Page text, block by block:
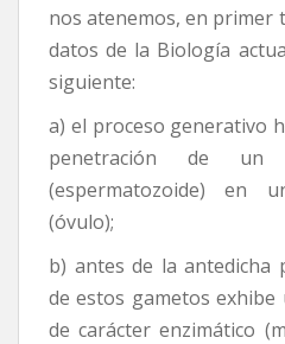
nos atenemos, en primer
datos de la Biología
siguiente:
a) el proceso generativo
penetración de un
(espermatozoide) en
(óvulo);
b) antes de la antedicha
de estos gametos exhibe
de carácter enzimático